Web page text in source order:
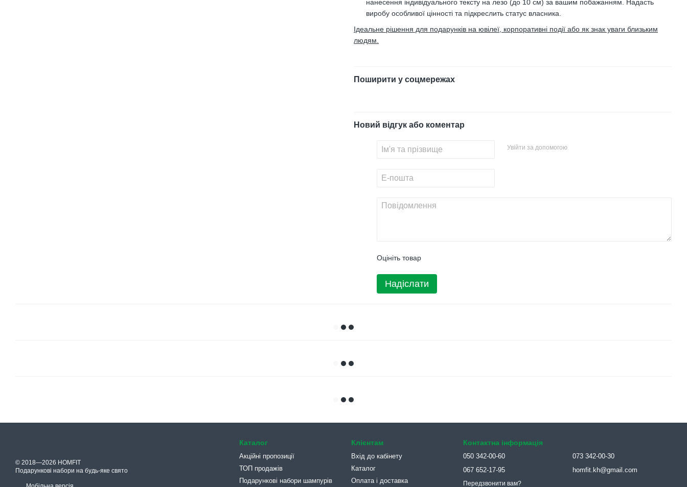
нанесення індивідуального тексту на лезо (до 10 см) за вашим побажанням. Надасть
виробу особливої цінності та підкреслить статус власника.
Ідеальне рішення для подарунків на ювілеї, корпоративні події або як знак уваги близьким
людям.
Поширити у соцмережах
Новий відгук або коментар
Увійти за допомогою
Оцініть товар
Надіслати
© 2018—2026 HOMFIT
Подарункові набори на будь-яке свято
Каталог
Акційні пропозиції
ТОП продажів
Подарункові набори шампурів
Клієнтам
Вхід до кабінету
Каталог
Оплата і доставка
Контактна інформація
050 342-00-60
067 652-17-95
Передзвонити вам?
073 342-00-30
homfit.kh@gmail.com